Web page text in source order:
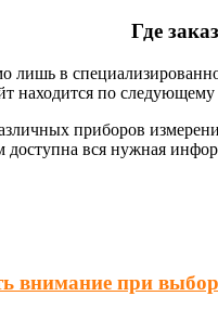
Где
лишь в
находится по следующему
приборов
вся нужная
внимание при